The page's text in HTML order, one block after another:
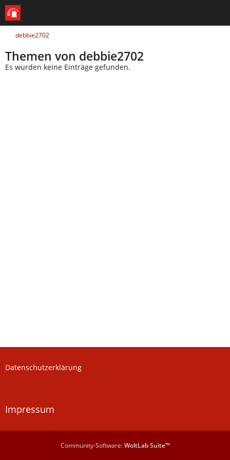
debbie2702
Themen von debbie2702
Es wurden keine Einträge gefunden.
Datenschutzerklärung
Impressum
Community-Software:WoltLab Suite™